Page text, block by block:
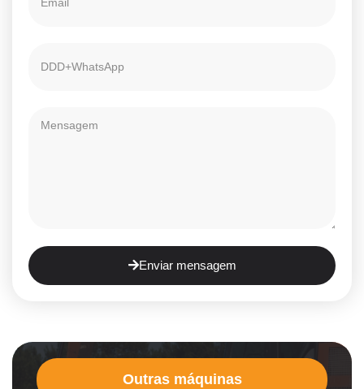
Enviar mensagem
Outras máquinas